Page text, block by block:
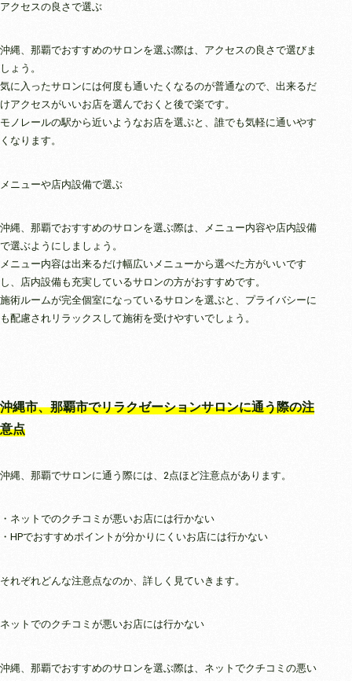
アクセスの良さで選ぶ
沖縄、那覇でおすすめのサロンを選ぶ際は、アクセスの良さで選びま
しょう。
気に入ったサロンには何度も通いたくなるのが普通なので、出来るだ
けアクセスがいいお店を選んでおくと後で楽です。
モノレールの駅から近いようなお店を選ぶと、誰でも気軽に通いやす
くなります。
メニューや店内設備で選ぶ
沖縄、那覇でおすすめのサロンを選ぶ際は、メニュー内容や店内設備
で選ぶようにしましょう。
メニュー内容は出来るだけ幅広いメニューから選べた方がいいです
し、店内設備も充実しているサロンの方がおすすめです。
施術ルームが完全個室になっているサロンを選ぶと、プライバシーに
も配慮されリラックスして施術を受けやすいでしょう。
沖縄市、那覇市でリラクゼーションサロンに通う際の注
意点
沖縄、那覇でサロンに通う際には、2点ほど注意点があります。
・ネットでのクチコミが悪いお店には行かない
・HPでおすすめポイントが分かりにくいお店には行かない
それぞれどんな注意点なのか、詳しく見ていきます。
ネットでのクチコミが悪いお店には行かない
沖縄、那覇でおすすめのサロンを選ぶ際は、ネットでクチコミの悪い